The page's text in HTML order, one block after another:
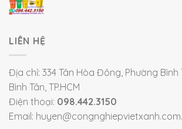
LIÊN HỆ
Địa chỉ: 334 Tân Hòa Đông, Phường
Bình Tân, TP.HCM
Điện thoại: 098.442.3150
Email: